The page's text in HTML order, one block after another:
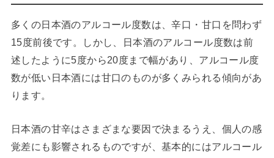
多くの日本酒のアルコール度数は、辛口・甘口を問わず
15度前後です。しかし、日本酒のアルコール度数は前
述したように5度から20度まで幅があり、アルコール度
数が低い日本酒には甘口のものが多くみられる傾向があ
ります。
日本酒の甘辛はさまざまな要因で決まるうえ、個人の感
覚差にも影響されるものですが、基本的にはアルコール